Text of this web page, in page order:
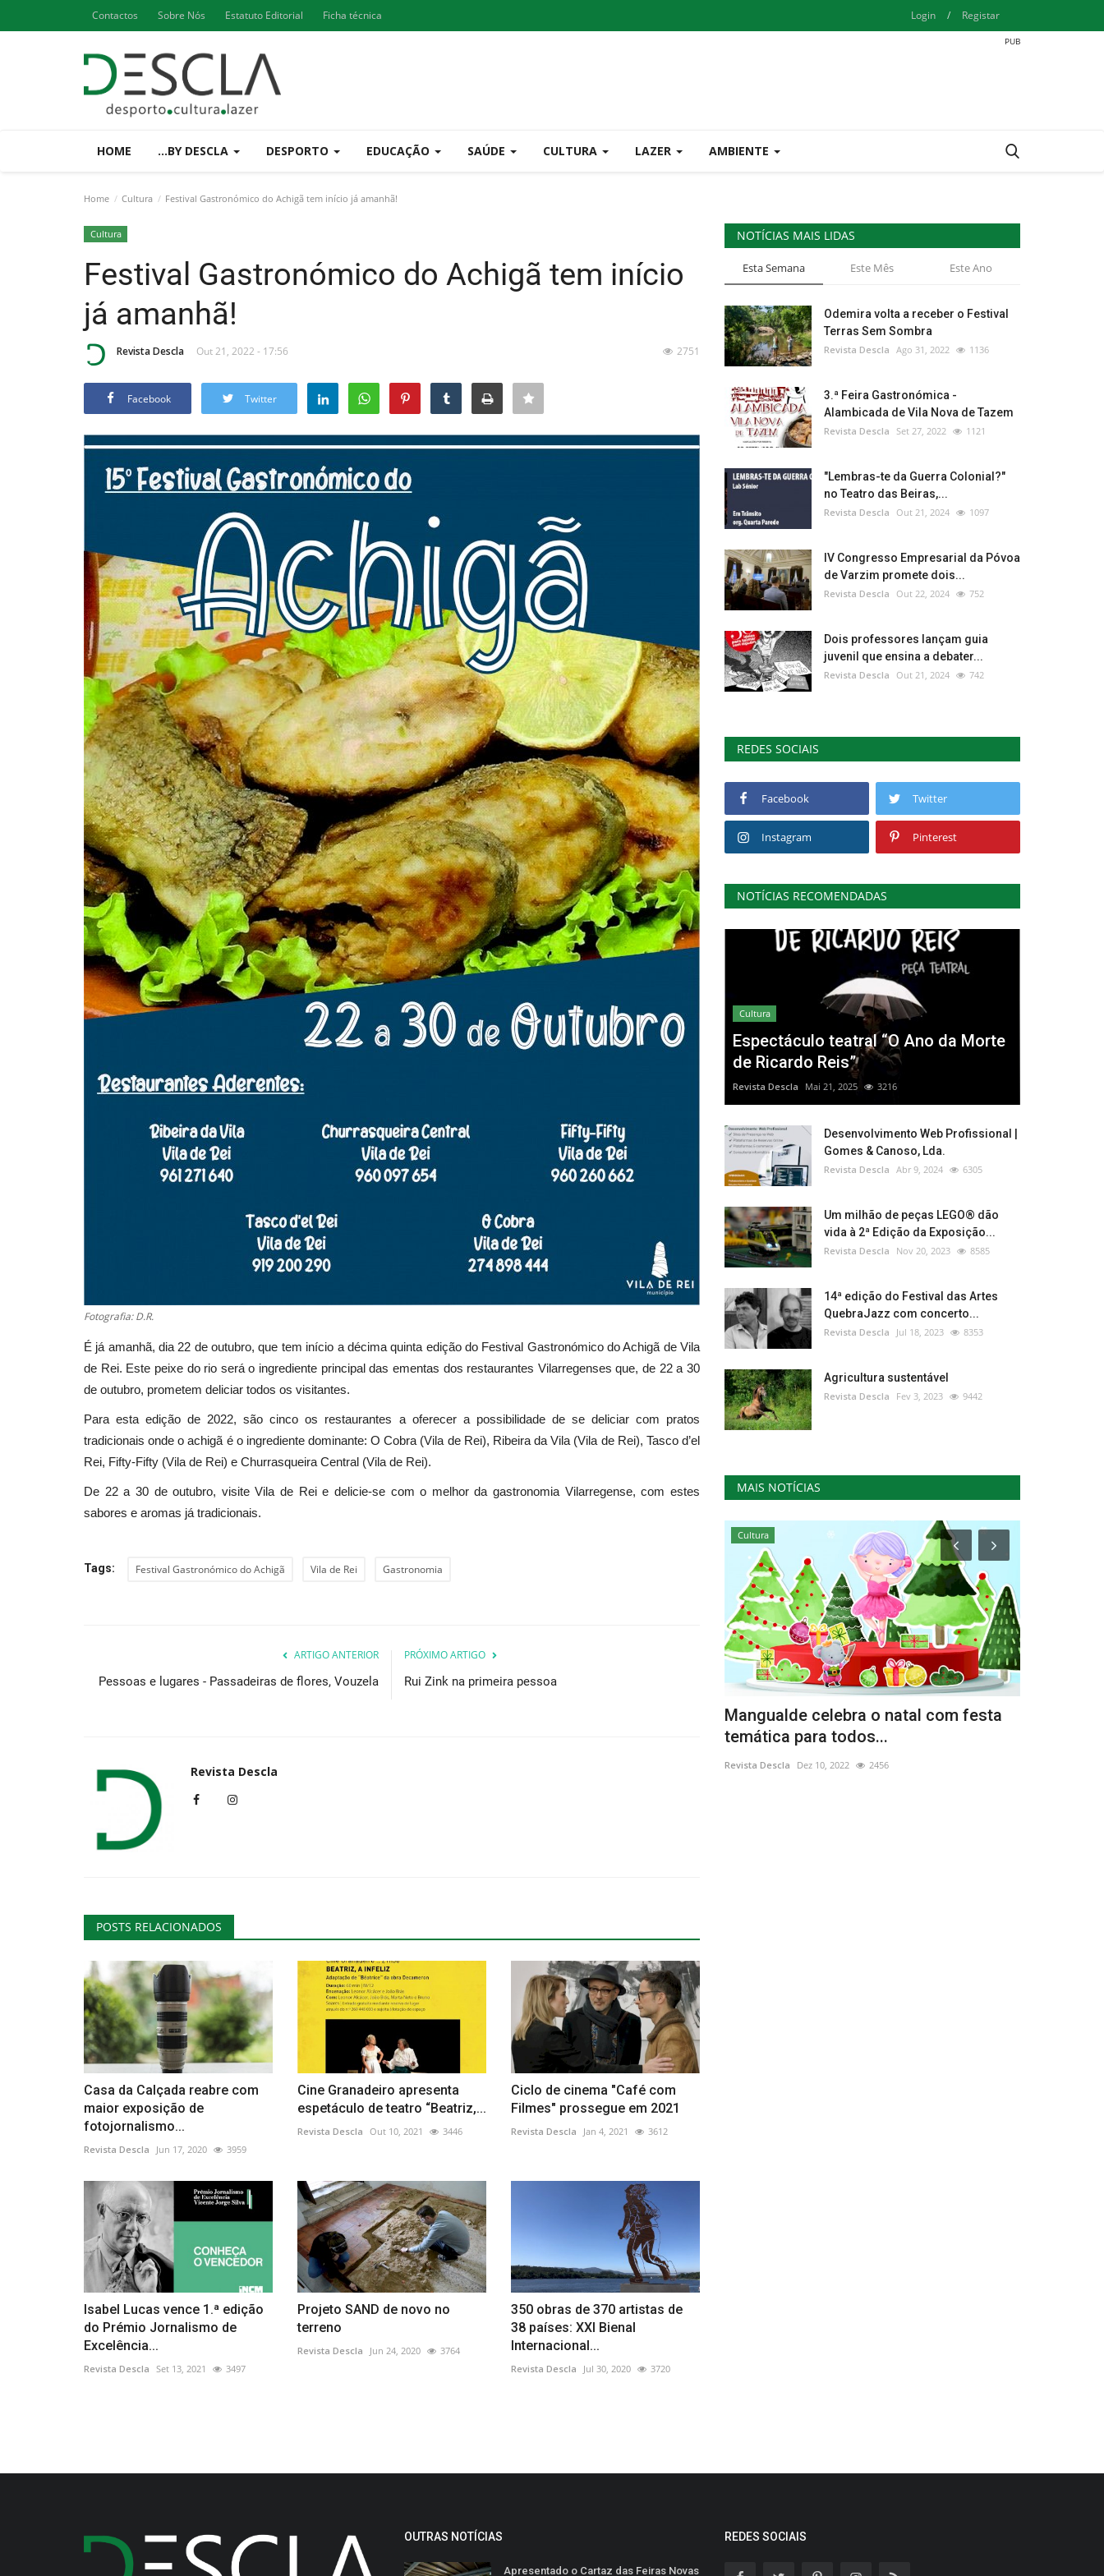
Contactos Sobre Nós Estatuto Editorial Ficha técnica Login / Registar
HOME ...BY DESCLA DESPORTO EDUCAÇÃO SAÚDE CULTURA LAZER AMBIENTE
Home Cultura Festival Gastronómico do Achigã tem início já amanhã!
Cultura
Festival Gastronómico do Achigã tem início
já amanhã!
Revista Descla Out 21, 2022 - 17:56 2751
Facebook Twitter
Fotografia: D.R.
É já amanhã, dia 22 de outubro, que tem início a décima quinta edição do Festival Gastronómico do Achigã de Vila
de Rei. Este peixe do rio será o ingrediente principal das ementas dos restaurantes Vilarregenses que, de 22 a 30
de outubro, prometem deliciar todos os visitantes.
Para esta edição de 2022, são cinco os restaurantes a oferecer a possibilidade de se deliciar com pratos
tradicionais onde o achigã é o ingrediente dominante: O Cobra (Vila de Rei), Ribeira da Vila (Vila de Rei), Tasco d’el
Rei, Fifty-Fifty (Vila de Rei) e Churrasqueira Central (Vila de Rei).
De 22 a 30 de outubro, visite Vila de Rei e delicie-se com o melhor da gastronomia Vilarregense, com estes
sabores e aromas já tradicionais.
Tags: Festival Gastronómico do Achigã Vila de Rei Gastronomia
ARTIGO ANTERIOR
Pessoas e lugares - Passadeiras de flores, Vouzela
PRÓXIMO ARTIGO
Rui Zink na primeira pessoa
Revista Descla
POSTS RELACIONADOS
Casa da Calçada reabre com
maior exposição de
fotojornalismo...
Revista Descla Jun 17, 2020 3959
Cine Granadeiro apresenta
espetáculo de teatro “Beatriz,...
Revista Descla Out 10, 2021 3446
Ciclo de cinema "Café com
Filmes" prossegue em 2021
Revista Descla Jan 4, 2021 3612
Isabel Lucas vence 1.ª edição
do Prémio Jornalismo de
Excelência...
Revista Descla Set 13, 2021 3497
Projeto SAND de novo no
terreno
Revista Descla Jun 24, 2020 3764
350 obras de 370 artistas de
38 países: XXI Bienal
Internacional...
Revista Descla Jul 30, 2020 3720
NOTÍCIAS MAIS LIDAS
Esta Semana Este Mês Este Ano
Odemira volta a receber o Festival
Terras Sem Sombra
Revista Descla Ago 31, 2022 1136
3.ª Feira Gastronómica -
Alambicada de Vila Nova de Tazem
Revista Descla Set 27, 2022 1121
"Lembras-te da Guerra Colonial?"
no Teatro das Beiras,...
Revista Descla Out 21, 2024 1097
IV Congresso Empresarial da Póvoa
de Varzim promete dois...
Revista Descla Out 22, 2024 752
Dois professores lançam guia
juvenil que ensina a debater...
Revista Descla Out 21, 2024 742
REDES SOCIAIS
Facebook Twitter
Instagram Pinterest
NOTÍCIAS RECOMENDADAS
Cultura
Espectáculo teatral “O Ano da Morte
de Ricardo Reis”
Revista Descla Mai 21, 2025 3216
Desenvolvimento Web Profissional |
Gomes & Canoso, Lda.
Revista Descla Abr 9, 2024 6305
Um milhão de peças LEGO® dão
vida à 2ª Edição da Exposição...
Revista Descla Nov 20, 2023 8585
14ª edição do Festival das Artes
QuebraJazz com concerto...
Revista Descla Jul 18, 2023 8353
Agricultura sustentável
Revista Descla Fev 3, 2023 9442
MAIS NOTÍCIAS
Revista Descla Fev 12, 2023
Cultura
Mangualde celebra o natal com festa
temática para todos...
Revista Descla Dez 10, 2022 2456
OUTRAS NOTÍCIAS
Apresentado o Cartaz das Feiras Novas
REDES SOCIAIS